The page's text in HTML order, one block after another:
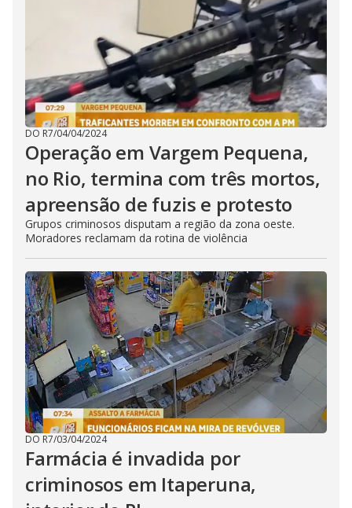
DO R7/04/04/2024
Operação em Vargem Pequena,
no Rio, termina com três mortos,
apreensão de fuzis e protesto
Grupos criminosos disputam a região da zona oeste.
Moradores reclamam da rotina de violência
DO R7/03/04/2024
Farmácia é invadida por
criminosos em Itaperuna,